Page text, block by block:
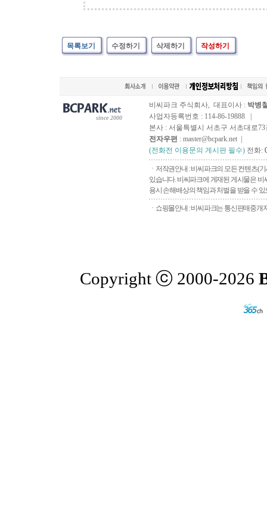
목록보기 수정하기 삭제하기 작성하기
since 2000
비씨파크 주식회사, 대표이사 : 박병
사업자등록번호 : 114-86-19888 |
본사 : 서울특별시 서초구 서초대로73
전자우편 : master@bcpark.net |
(전화전 이용문의 게시판 필수) 전화:
ㆍ저작권안내 : 비씨파크의 모든 컨텐츠(
있습니다. 비씨파크에 게재된 게시물은
용시 손해배상의 책임과 처벌을 받을 수
ㆍ쇼핑몰안내 : 비씨파크는 통신판매중개
Copyright ⓒ 2000-2026